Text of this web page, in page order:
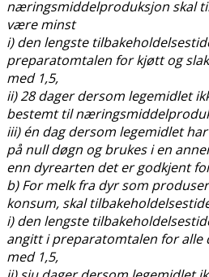
næringsmiddelproduksjon skal
være minst
i) den lengste
preparatomtalen for kjøtt og
med 1,5,
ii) 28 dager dersom legemidlet
bestemt til
iii) én dag dersom legemidlet
på null døgn og brukes i en
enn dyrearten det er godkjent
b) For melk fra dyr som
konsum, skal
i) den lengste
angitt i preparatomtalen for
med 1,5,